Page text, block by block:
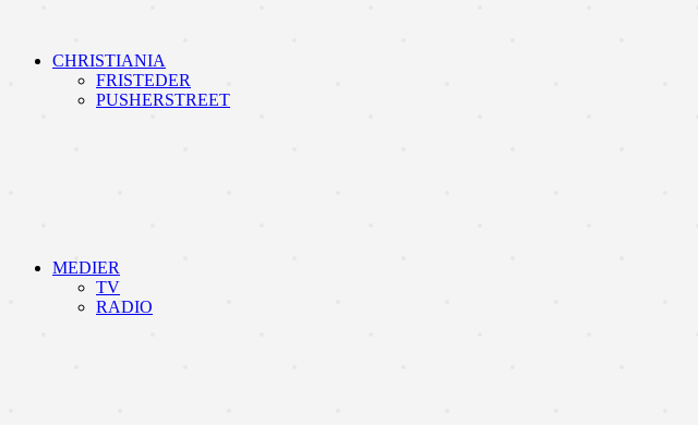
CHRISTIANIA
FRISTEDER
PUSHERSTREET
MEDIER
TV
RADIO